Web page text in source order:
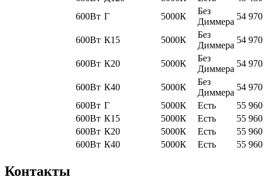
600Вт Г 5000К
Без
Диммера
54 970
600Вт К15 5000К
Без
Диммера
54 970
600Вт К20 5000К
Без
Диммера
54 970
600Вт К40 5000К
Без
Диммера
54 970
600Вт Г 5000К Есть
55 960
600Вт К15 5000К Есть
55 960
600Вт К20 5000К Есть
55 960
600Вт К40 5000К Есть 55 960
Контакты